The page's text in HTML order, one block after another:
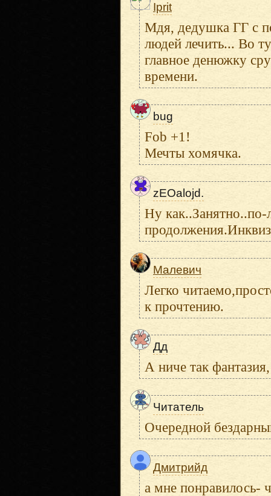
Iprit
Мдя, дедушка ГГ с
людей лечить... Во
главное денюжку
времени.
bug
Fob +1!
Мечты хомячка.
zEOalojd.
Ну
Малевич
Легко
к прочтению.
Дд
А ниче так
Читатель
Очередной
Дмитрийд
а мне понравилось-